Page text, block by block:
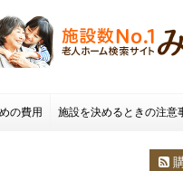
の費用 施設を決めるときの注意
項 老人ホームの種類と